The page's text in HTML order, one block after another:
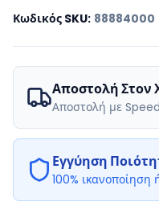
Κωδικός SKU: 88884000
Αποστολή Στον
Αποστολή με
Εγγύηση
100%